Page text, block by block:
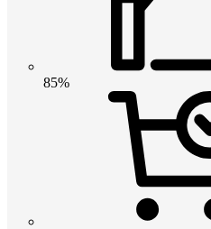
85%